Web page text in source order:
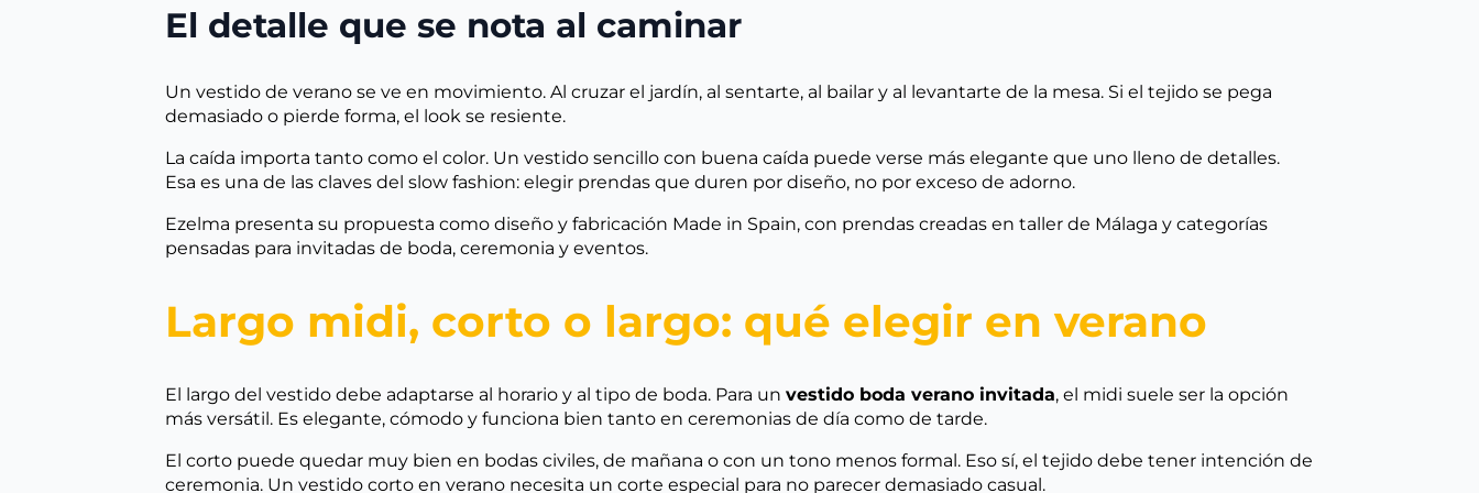
El detalle que se nota al caminar
Un vestido de verano se ve en movimiento. Al cruzar el jardín, al sentarte, al bailar y al levantarte de la mesa. Si el tejido se pega
demasiado o pierde forma, el look se resiente.
La caída importa tanto como el color. Un vestido sencillo con buena caída puede verse más elegante que uno lleno de detalles.
Esa es una de las claves del slow fashion: elegir prendas que duren por diseño, no por exceso de adorno.
Ezelma presenta su propuesta como diseño y fabricación Made in Spain, con prendas creadas en taller de Málaga y categorías
pensadas para invitadas de boda, ceremonia y eventos.
Largo midi, corto o largo: qué elegir en verano
El largo del vestido debe adaptarse al horario y al tipo de boda. Para un vestido boda verano invitada, el midi suele ser la opción
más versátil. Es elegante, cómodo y funciona bien tanto en ceremonias de día como de tarde.
El corto puede quedar muy bien en bodas civiles, de mañana o con un tono menos formal. Eso sí, el tejido debe tener intención de
ceremonia. Un vestido corto en verano necesita un corte especial para no parecer demasiado casual.